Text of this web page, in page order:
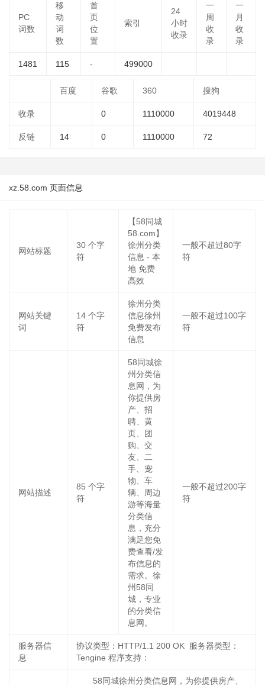
PC
词数
移
动
词
数
首
页
位
置
索引
24
小时
收录
一
周
收
录
一
月
收
录
1481 115 - 499000
百度 谷歌 360 搜狗
收录 0 1110000 4019448
反链 14 0 1110000 72
xz.58.com 页面信息
网站标题
30 个字
符
【58同城
58.com】
徐州分类
信息 - 本
地 免费
高效
一般不超过80字
符
网站关键
词
14 个字
符
徐州分类
信息徐州
免费发布
信息
一般不超过100字
符
网站描述
85 个字
符
58同城徐
州分类信
息网，为
你提供房
产、招
聘、黄
页、团
购、交
友、二
手、宠
物、车
辆、周边
游等海量
分类信
息，充分
满足您免
费查看/发
布信息的
需求。徐
州58同
城，专业
的分类信
息网。
一般不超过200字
符
服务器信
息
协议类型：HTTP/1.1 200 OK 服务器类型：
Tengine 程序支持：
58同城徐州分类信息网，为你提供房产、